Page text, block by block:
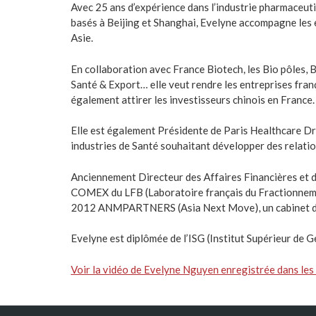
Avec 25 ans d’expérience dans l’industrie
basés à Beijing et Shanghai, Evelyne accompagne
Asie.
En collaboration avec France Biotech, les Bio pôles,
Santé & Export… elle veut rendre les entreprises
également attirer les investisseurs chinois en France.
Elle est également Présidente de Paris Healthcare
industries de Santé souhaitant développer des
Anciennement Directeur des Affaires Financières et
COMEX du LFB (Laboratoire français du
2012 ANMPARTNERS (Asia Next Move), un cabinet
Evelyne est diplômée de l’ISG (Institut Supérieur de
Voir la vidéo de Evelyne Nguyen enregistrée dans